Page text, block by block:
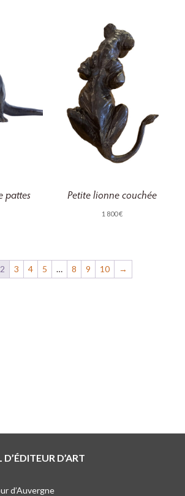
pattes Petite lionne couchée
1 800€
2 3 4 5 … 8 9 10 →
D’ART
d’Auvergne